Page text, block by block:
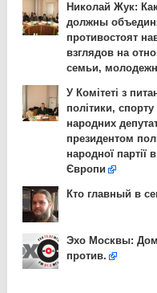
Николай Жук:
должны
противостоят
взглядов на
семьи,
У Комітеті з
політики, спорту
народних
президентом
народної партії
Європи
Кто главный в
Эхо Москвы:
против.